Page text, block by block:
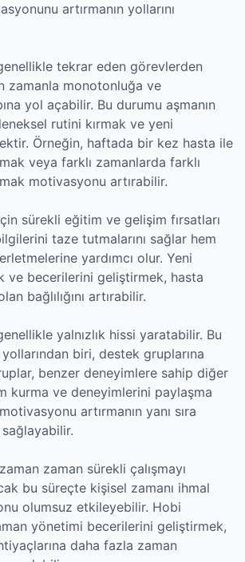
artırmanın yollarını
genellikle tekrar eden görevlerden
zamanla monotonluğa ve
yol açabilir. Bu durumu aşmanın
rutini kırmak ve yeni
Örneğin, haftada bir kez hasta ile
veya farklı zamanlarda farklı
motivasyonu artırabilir.
sürekli eğitim ve gelişim fırsatları
taze tutmalarını sağlar hem
yardımcı olur. Yeni
ve becerilerini geliştirmek, hasta
bağlılığını artırabilir.
yalnızlık hissi yaratabilir. Bu
biri, destek gruplarına
benzer deneyimlere sahip diğer
kurma ve deneyimlerini paylaşma
artırmanın yanı sıra
zaman zaman sürekli çalışmayı
bu süreçte kişisel zamanı ihmal
olumsuz etkileyebilir. Hobi
yönetimi becerilerini geliştirmek,
daha fazla zaman